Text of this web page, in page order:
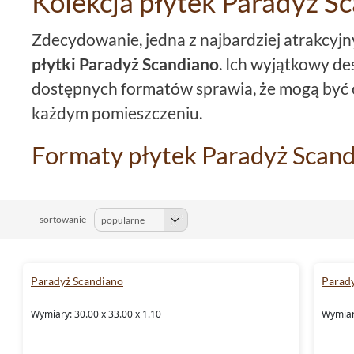
Zdecydowanie, jedna z najbardziej
płytki Paradyż Scandiano. Ich wyjątkowy
dostępnych formatów sprawia, że mogą
każdym pomieszczeniu.
Formaty płytek Paradyż
niepowtarzalnej kompozycji
Kolory płytek Paradyż
sortowanie
Paradyż Scandiano
Wymiary: 30.00 x 33.00 x 1.10